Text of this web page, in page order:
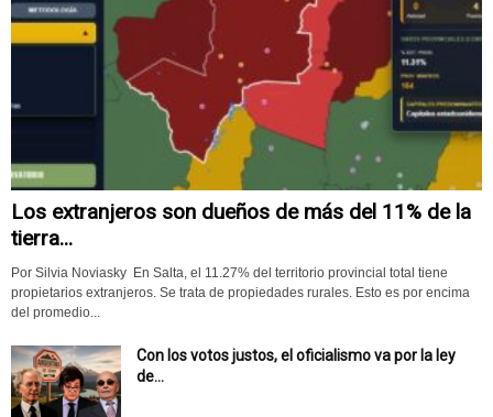
Los extranjeros son dueños de más del 11% de la
tierra...
Por Silvia Noviasky En Salta, el 11.27% del territorio provincial total tiene
propietarios extranjeros. Se trata de propiedades rurales. Esto es por encima
del promedio...
Con los votos justos, el oficialismo va por la ley
de...